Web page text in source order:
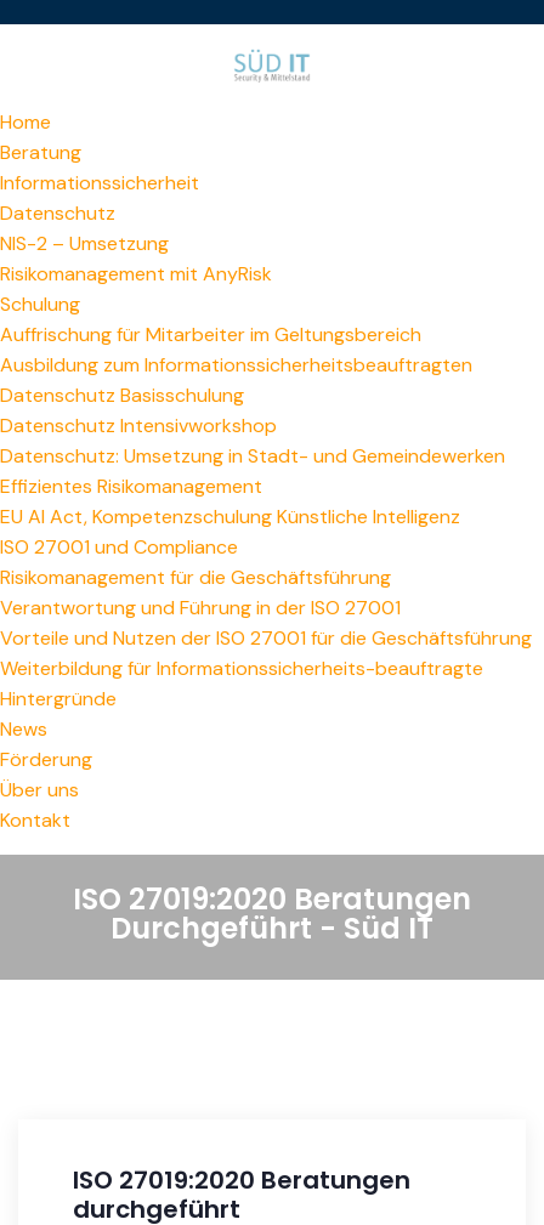
Home
Beratung
Informationssicherheit
Datenschutz
NIS-2 – Umsetzung
Risikomanagement mit AnyRisk
Schulung
Auffrischung für Mitarbeiter im Geltungsbereich
Ausbildung zum Informations­sicherheitsbeauftragten
Datenschutz Basisschulung
Datenschutz Intensivworkshop
Datenschutz: Umsetzung in Stadt- und Gemeindewerken
Effizientes Risikomanagement
EU AI Act, Kompetenzschulung Künstliche Intelligenz
ISO 27001 und Compliance
Risikomanagement für die Geschäftsführung
Verantwortung und Führung in der ISO 27001
Vorteile und Nutzen der ISO 27001 für die Geschäftsführung
Weiterbildung für Informationssicherheits-beauftragte
Hintergründe
News
Förderung
Über uns
Kontakt
ISO 27019:2020 Beratungen
Durchgeführt - Süd IT
ISO 27019:2020 Beratungen
durchgeführt